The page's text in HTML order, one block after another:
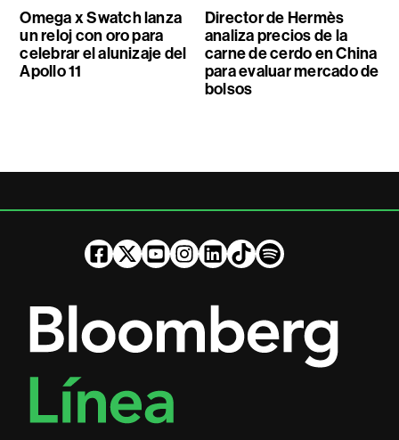
Omega x Swatch lanza
un reloj con oro para
celebrar el alunizaje del
Apollo 11
Director de Hermès
analiza precios de la
carne de cerdo en China
para evaluar mercado de
bolsos